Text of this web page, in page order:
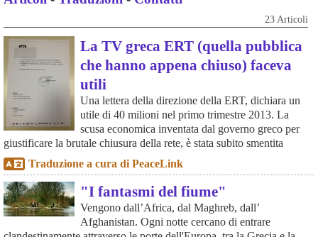
23 Articoli
La TV greca ERT (quella pubblica
che hanno appena chiuso) faceva
utili
Una lettera della direzione della ERT, dichiara un
utile di 40 milioni nel primo trimestre 2013. La
scusa economica inventata dal governo greco per
giustificare la brutale chiusura della rete, è stata subito smentita
Traduzione a cura di PeaceLink
"I fantasmi del fiume"
Vengono dall’Africa, dal Maghreb, dall’
Afghanistan. Ogni notte cercano di entrare